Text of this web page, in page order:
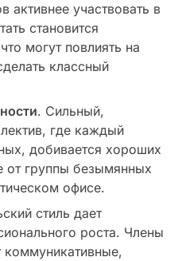
активнее участвовать в
становится
могут повлиять на
классный
. Сильный,
где каждый
добивается хороших
от группы безымянных
офисе.
стиль дает
роста. Члены